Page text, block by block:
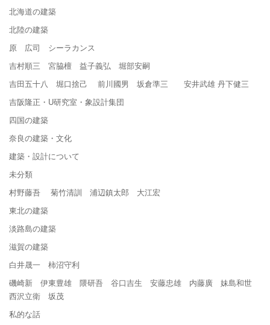
北海道の建築
北陸の建築
原 広司 シーラカンス
吉村順三 宮脇檀 益子義弘 堀部安嗣
吉田五十八 堀口捨己 前川國男 坂倉準三 安井武雄 丹下健三
吉阪隆正・U研究室・象設計集団
四国の建築
奈良の建築・文化
建築・設計について
未分類
村野藤吾 菊竹清訓 浦辺鎮太郎 大江宏
東北の建築
淡路島の建築
滋賀の建築
白井晟一 柿沼守利
磯崎新 伊東豊雄 隈研吾 谷口吉生 安藤忠雄 内藤廣 妹島和世
西沢立衛 坂茂
私的な話